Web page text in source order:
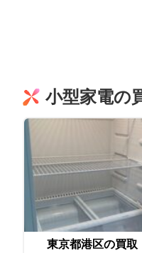
小型家電の
東京都港区の買取